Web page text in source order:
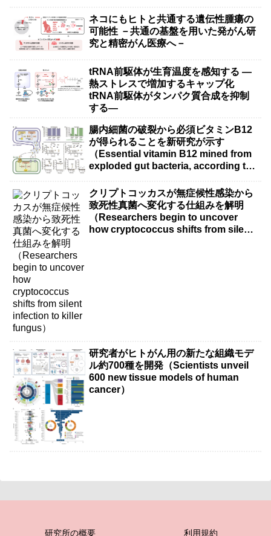
ネコにもヒトと共通する遺伝性腫瘍の
可能性 －共通の基盤を用いた発がん研
究と精密がん医療へ－
tRNA前駆体が生育温度を感知する ―
熱ストレスで増加するキャップ化
tRNA前駆体がタンパク質合成を抑制
する―
腸内細菌の破裂から必須ビタミンB12
が得られることを新研究が示す
（Essential vitamin B12 mined from
exploded gut bacteria, according to
クリプトコッカスが無症候性感染から
致死性真菌へ変化する仕組みを解明
（Researchers begin to uncover
how cryptococcus shifts from silent
研究者がヒトがん用の新たな組織モデ
ル約700種を開発（Scientists unveil
600 new tissue models of human
cancer）
研究所の概要 利用規約